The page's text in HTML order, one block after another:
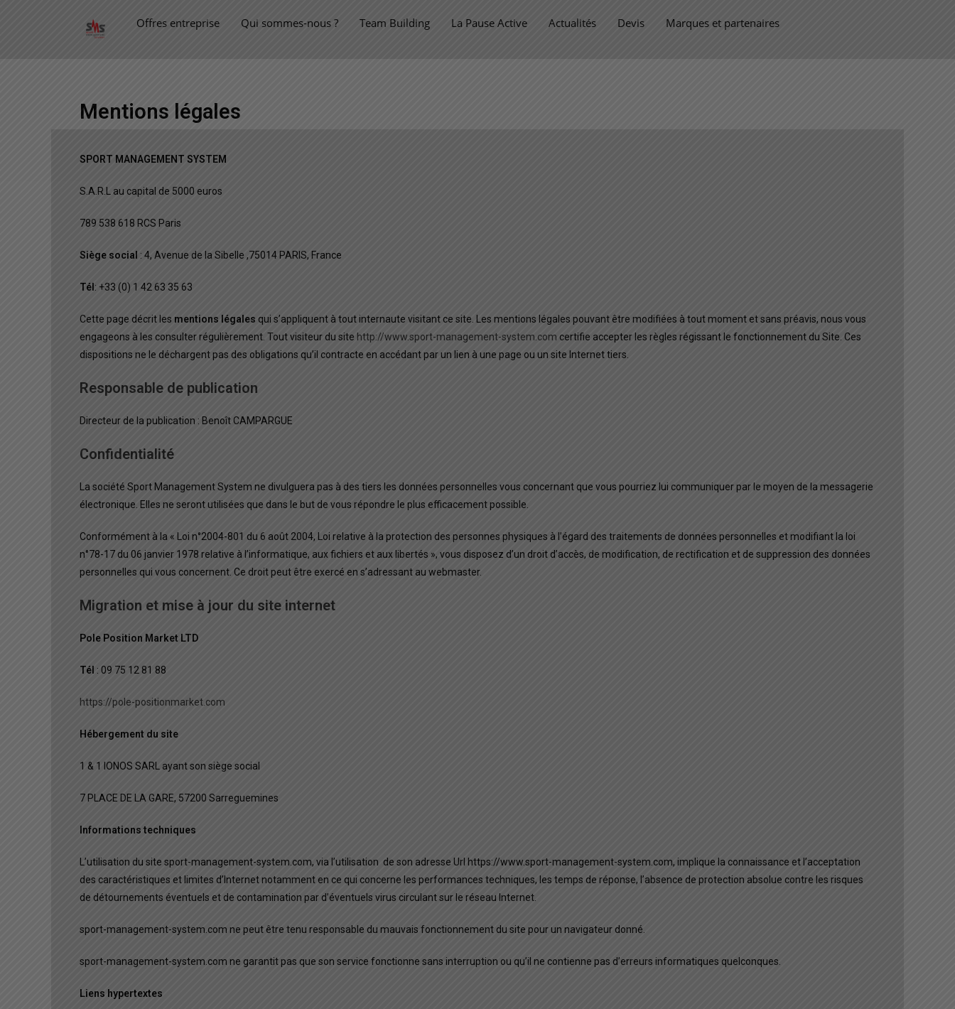
Offres entreprise Qui sommes-nous ? Team Building La Pause Active Actualités Devis Marques et partenaires
Mentions légales
SPORT MANAGEMENT SYSTEM
S.A.R.L au capital de 5000 euros
789 538 618 RCS Paris
Siège social : 4, Avenue de la Sibelle ,75014 PARIS, France
Tél : +33 (0) 1 42 63 35 63
Cette page décrit les mentions légales qui s’appliquent à tout internaute visitant ce site. Les mentions légales pouvant être modifiées à tout moment et sans préavis, nous vous
engageons à les consulter régulièrement. Tout visiteur du site http://www.sport-management-system.com certifie accepter les règles régissant le fonctionnement du Site. Ces
dispositions ne le déchargent pas des obligations qu’il contracte en accédant par un lien à une page ou un site Internet tiers.
Responsable de publication
Directeur de la publication : Benoît CAMPARGUE
Confidentialité
La société Sport Management System ne divulguera pas à des tiers les données personnelles vous concernant que vous pourriez lui communiquer par le moyen de la messagerie
électronique. Elles ne seront utilisées que dans le but de vous répondre le plus efficacement possible.
Conformément à la « Loi n°2004-801 du 6 août 2004, Loi relative à la protection des personnes physiques à l’égard des traitements de données personnelles et modifiant la loi
n°78-17 du 06 janvier 1978 relative à l’informatique, aux fichiers et aux libertés », vous disposez d’un droit d’accès, de modification, de rectification et de suppression des données
personnelles qui vous concernent. Ce droit peut être exercé en s’adressant au webmaster.
Migration et mise à jour du site internet
Pole Position Market LTD
Tél : 09 75 12 81 88
https://pole-positionmarket.com
Hébergement du site
1 & 1 IONOS SARL ayant son siège social
7 PLACE DE LA GARE, 57200 Sarreguemines
Informations techniques
L’utilisation du site sport-management-system.com, via l’utilisation de son adresse Url https://www.sport-management-system.com, implique la connaissance et l’acceptation
des caractéristiques et limites d’Internet notamment en ce qui concerne les performances techniques, les temps de réponse, l’absence de protection absolue contre les risques
de détournements éventuels et de contamination par d’éventuels virus circulant sur le réseau Internet.
sport-management-system.com ne peut être tenu responsable du mauvais fonctionnement du site pour un navigateur donné.
sport-management-system.com ne garantit pas que son service fonctionne sans interruption ou qu’il ne contienne pas d’erreurs informatiques quelconques.
Liens hypertextes